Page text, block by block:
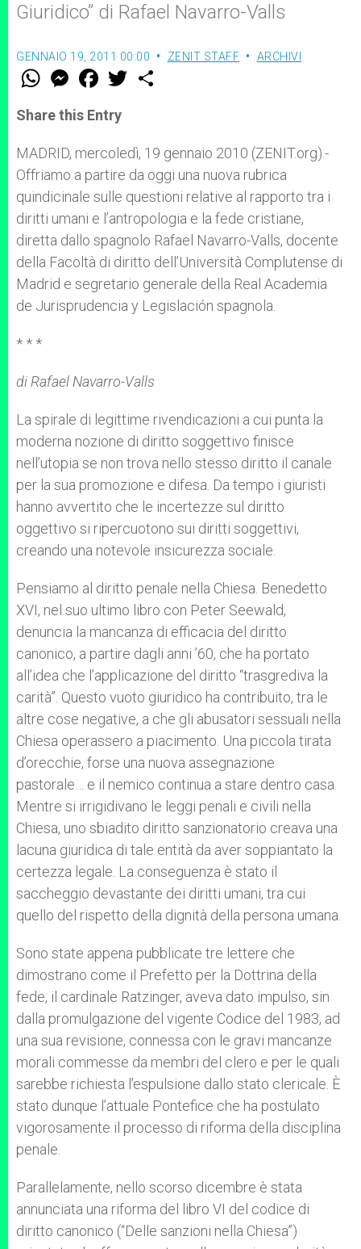
Giuridico” di Rafael Navarro-Valls
GENNAIO 19, 2011 00:00 ZENIT STAFF ARCHIVI
W
t
s
p
p
M
e
s
e
g
e
r
F
a
e
b
o
k
w
r
Share this Entry
MADRID, mercoledì, 19 gennaio 2010 (ZENIT.org).-
Offriamo a partire da oggi una nuova rubrica
quindicinale sulle questioni relative al rapporto tra i
diritti umani e l’antropologia e la fede cristiane,
diretta dallo spagnolo Rafael Navarro-Valls, docente
della Facoltà di diritto dell’Università Complutense di
Madrid e segretario generale della Real Academia
de Jurisprudencia y Legislación spagnola.
* * *
di Rafael Navarro-Valls
La spirale di legittime rivendicazioni a cui punta la
moderna nozione di diritto soggettivo finisce
nell’utopia se non trova nello stesso diritto il canale
per la sua promozione e difesa. Da tempo i giuristi
hanno avvertito che le incertezze sul diritto
oggettivo si ripercuotono sui diritti soggettivi,
creando una notevole insicurezza sociale.
Pensiamo al diritto penale nella Chiesa. Benedetto
XVI, nel suo ultimo libro con Peter Seewald,
denuncia la mancanza di efficacia del diritto
canonico, a partire dagli anni ’60, che ha portato
all’idea che l’applicazione del diritto “trasgrediva la
carità”. Questo vuoto giuridico ha contribuito, tra le
altre cose negative, a che gli abusatori sessuali nella
Chiesa operassero a piacimento. Una piccola tirata
d’orecchie, forse una nuova assegnazione
pastorale… e il nemico continua a stare dentro casa.
Mentre si irrigidivano le leggi penali e civili nella
Chiesa, uno sbiadito diritto sanzionatorio creava una
lacuna giuridica di tale entità da aver soppiantato la
certezza legale. La conseguenza è stato il
saccheggio devastante dei diritti umani, tra cui
quello del rispetto della dignità della persona umana.
Sono state appena pubblicate tre lettere che
dimostrano come il Prefetto per la Dottrina della
fede, il cardinale Ratzinger, aveva dato impulso, sin
dalla promulgazione del vigente Codice del 1983, ad
una sua revisione, connessa con le gravi mancanze
morali commesse da membri del clero e per le quali
sarebbe richiesta l’espulsione dallo stato clericale. È
stato dunque l’attuale Pontefice che ha postulato
vigorosamente il processo di riforma della disciplina
penale.
Parallelamente, nello scorso dicembre è stata
annunciata una riforma del libro VI del codice di
diritto canonico (“Delle sanzioni nella Chiesa”)